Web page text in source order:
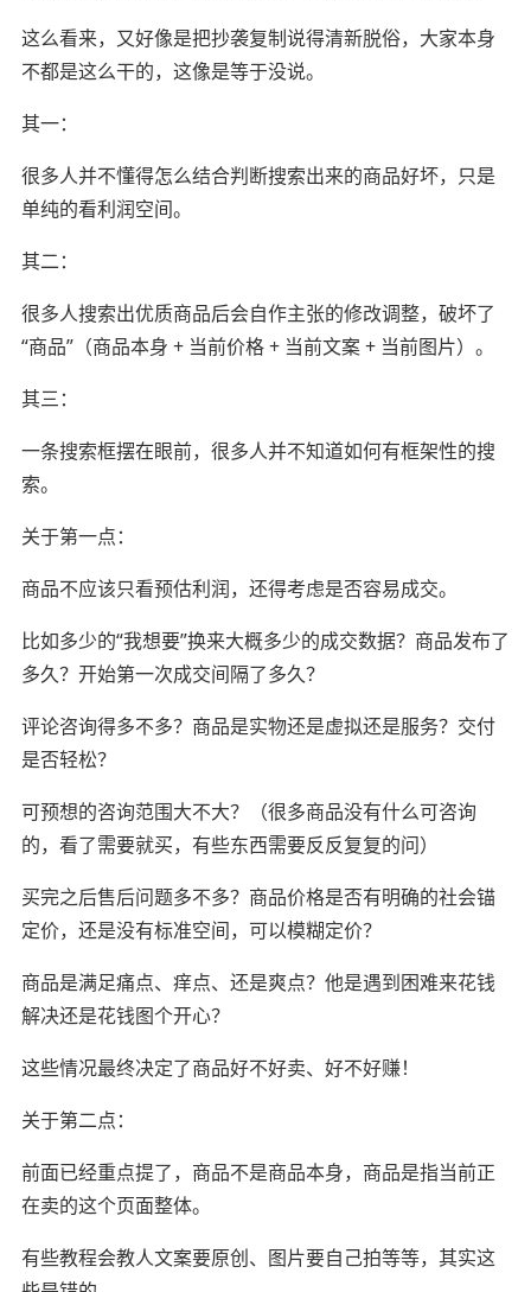
这么看来，又好像是把抄袭复制说得清新脱俗，大家本身
不都是这么干的，这像是等于没说。
其一：
很多人并不懂得怎么结合判断搜索出来的商品好坏，只是
单纯的看利润空间。
其二：
很多人搜索出优质商品后会自作主张的修改调整，破坏了
“商品”（商品本身 + 当前价格 + 当前文案 + 当前图片）。
其三：
一条搜索框摆在眼前，很多人并不知道如何有框架性的搜
索。
关于第一点：
商品不应该只看预估利润，还得考虑是否容易成交。
比如多少的“我想要”换来大概多少的成交数据？商品发布了
多久？开始第一次成交间隔了多久？
评论咨询得多不多？商品是实物还是虚拟还是服务？交付
是否轻松？
可预想的咨询范围大不大？（很多商品没有什么可咨询
的，看了需要就买，有些东西需要反反复复的问）
买完之后售后问题多不多？商品价格是否有明确的社会锚
定价，还是没有标准空间，可以模糊定价？
商品是满足痛点、痒点、还是爽点？他是遇到困难来花钱
解决还是花钱图个开心？
这些情况最终决定了商品好不好卖、好不好赚！
关于第二点：
前面已经重点提了，商品不是商品本身，商品是指当前正
在卖的这个页面整体。
有些教程会教人文案要原创、图片要自己拍等等，其实这